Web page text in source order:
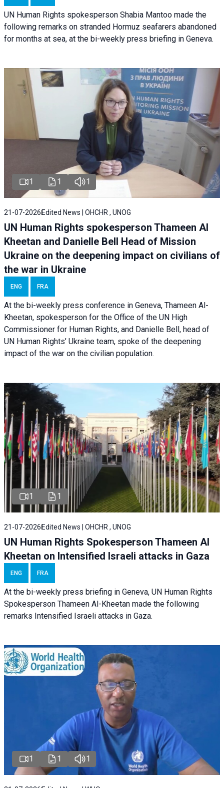
UN Human Rights spokesperson Shabia Mantoo made the
following remarks on stranded Hormuz seafarers abandoned
for months at sea, at the bi-weekly press briefing in Geneva.
1 1 1
21-07-2026 Edited News | OHCHR , UNOG
UN Human Rights spokesperson Thameen Al
Kheetan and Danielle Bell Head of Mission
Ukraine on the deepening impact on civilians of
the war in Ukraine
ENG FRA
At the bi-weekly press conference in Geneva, Thameen Al-
Kheetan, spokesperson for the Office of the UN High
Commissioner for Human Rights, and Danielle Bell, head of
UN Human Rights’ Ukraine team, spoke of the deepening
impact of the war on the civilian population.
1 1
21-07-2026 Edited News | OHCHR , UNOG
UN Human Rights Spokesperson Thameen Al
Kheetan on Intensified Israeli attacks in Gaza
ENG FRA
At the bi-weekly press briefing in Geneva, UN Human Rights
Spokesperson Thameen Al-Kheetan made the following
remarks Intensified Israeli attacks in Gaza.
1 1 1